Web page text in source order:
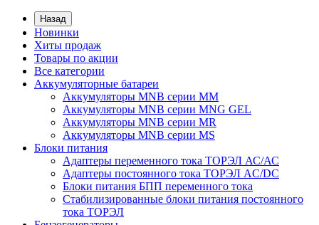
Назад
Новинки
Хиты продаж
Товары по акции
Все категории
Аккумуляторные батареи
Аккумуляторы MNB серии MM
Аккумуляторы MNB серии MNG GEL
Аккумуляторы MNB серии MR
Аккумуляторы MNB серии MS
Блоки питания
Адаптеры переменного тока ТОРЭЛ АС/АС
Адаптеры постоянного тока ТОРЭЛ AC/DC
Блоки питания БПП переменного тока
Стабилизированные блоки питания постоянного
тока ТОРЭЛ